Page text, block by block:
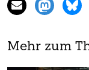
Mehr zum